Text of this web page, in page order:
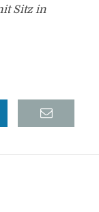
Sitz in